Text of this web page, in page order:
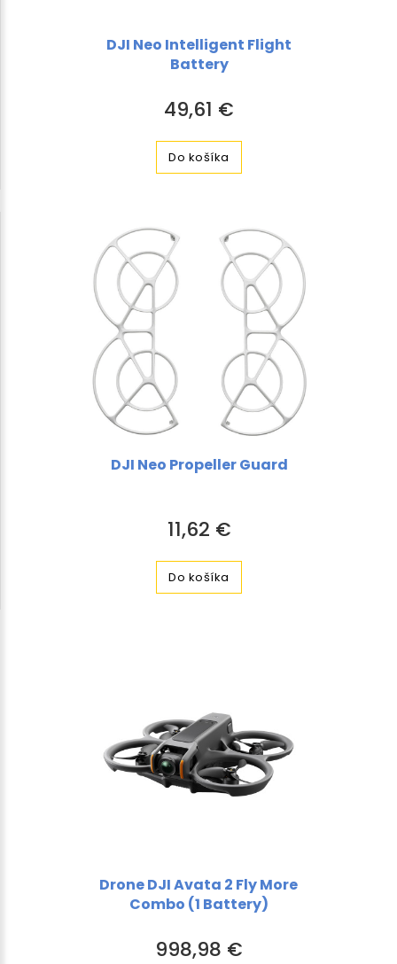
DJI Neo Intelligent Flight
Battery
49,61 €
Do košíka
DJI Neo Propeller Guard
11,62 €
Do košíka
Drone DJI Avata 2 Fly More
Combo (1 Battery)
998,98 €